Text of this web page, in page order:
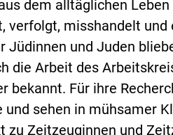
dem alltäglichen
verfolgt, misshandelt
Jüdinnen und Juden
die Arbeit des
bekannt. Für ihre
und sehen in mühsamer
zu Zeitzeuginnen und